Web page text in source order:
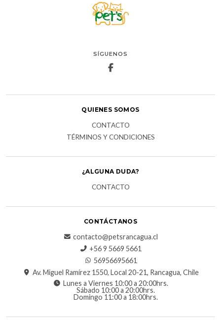
SÍGUENOS
QUIENES SOMOS
CONTACTO
TÉRMINOS Y CONDICIONES
¿ALGUNA DUDA?
CONTACTO
CONTÁCTANOS
contacto@petsrancagua.cl
‪+56 9 5669 5661‬
56956695661‬
Av. Miguel Ramírez 1550, Local 20-21, Rancagua, Chile
Lunes a Viernes 10:00 a 20:00hrs.
Sábado 10:00 a 20:00hrs.
Domingo 11:00 a 18:00hrs.